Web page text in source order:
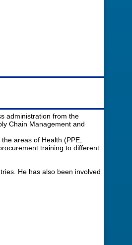
administration from the
Chain Management and
areas of Health (PPE,
training to different
He has also been involved